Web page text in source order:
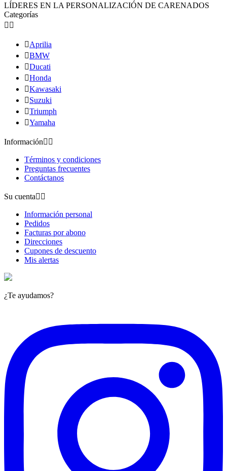
LÍDERES EN LA PERSONALIZACIÓN DE CARENADOS
Categorías
 
Aprilia
BMW
Ducati
Honda
Kawasaki
Suzuki
Triumph
Yamaha
Información 
Términos y condiciones
Preguntas frecuentes
Contáctanos
Su cuenta 
Información personal
Pedidos
Facturas por abono
Direcciones
Cupones de descuento
Mis alertas
¿Te ayudamos?